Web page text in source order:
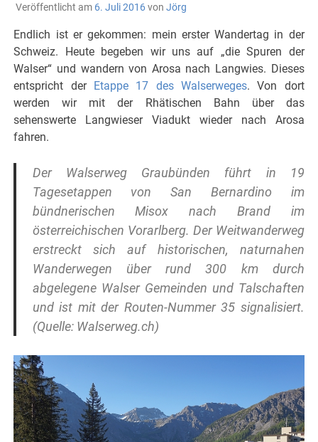
Veröffentlicht am 6. Juli 2016von Jörg
Endlich ist er gekommen: mein erster Wandertag in der
Schweiz. Heute begeben wir uns auf „die Spuren der
Walser“ und wandern von Arosa nach Langwies. Dieses
entspricht der Etappe 17 des Walserweges. Von dort
werden wir mit der Rhätischen Bahn über das
sehenswerte Langwieser Viadukt wieder nach Arosa
fahren.
Der Walserweg Graubünden führt in 19
Tagesetappen von San Bernardino im
bündnerischen Misox nach Brand im
österreichischen Vorarlberg. Der Weitwanderweg
erstreckt sich auf historischen, naturnahen
Wanderwegen über rund 300 km durch
abgelegene Walser Gemeinden und Talschaften
und ist mit der Routen-Nummer 35 signalisiert.
(Quelle: Walserweg.ch)